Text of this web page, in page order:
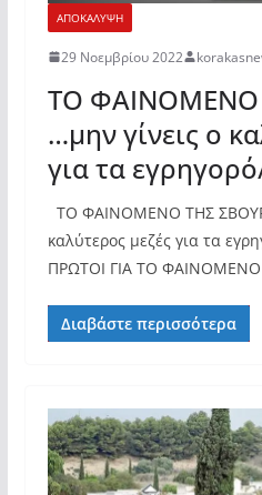
ΑΠΟΚΑΛΥΨΗ
29 Νοεμβρίου 2022
ΤΟ ΦΑΙΝΟΜΕΝΟ
…μην γίνεις ο
για τα
ΤΟ ΦΑΙΝΟΜΕΝΟ ΤΗΣ
καλύτερος μεζές για τα
ΠΡΩΤΟΙ ΓΙΑ ΤΟ
Διαβάστε περισσότερα